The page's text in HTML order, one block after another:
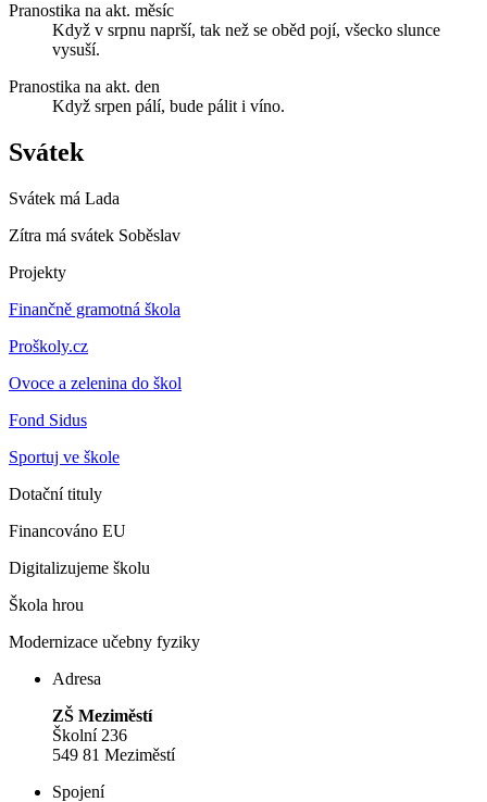
Pranostika na akt. měsíc
Když v srpnu naprší, tak než se oběd pojí, všecko slunce
vysuší.
Pranostika na akt. den
Když srpen pálí, bude pálit i víno.
Svátek
Svátek má Lada
Zítra má svátek Soběslav
Projekty
Finančně gramotná škola
Proškoly.cz
Ovoce a zelenina do škol
Fond Sidus
Sportuj ve škole
Dotační tituly
Financováno EU
Digitalizujeme školu
Škola hrou
Modernizace učebny fyziky
Adresa
ZŠ Meziměstí
Školní 236
549 81 Meziměstí
Spojení